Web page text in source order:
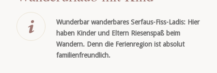
Wunderbar wanderbares Serfaus-Fiss-Ladis: Hier
haben Kinder und Eltern Riesenspaß beim
Wandern. Denn die Ferienregion ist absolut
familienfreundlich.